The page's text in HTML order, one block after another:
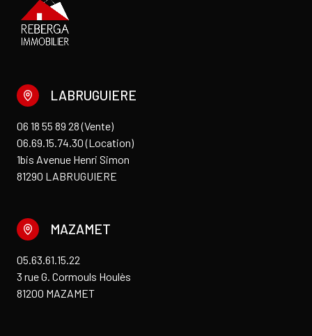
LABRUGUIERE
06 18 55 89 28 (Vente)
06.69.15.74.30 (Location)
1bis Avenue Henri Simon
81290 LABRUGUIERE
MAZAMET
05.63.61.15.22
3 rue G. Cormouls Houlès
81200 MAZAMET